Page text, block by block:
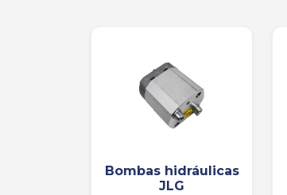
Bombas hidráulicas
JLG